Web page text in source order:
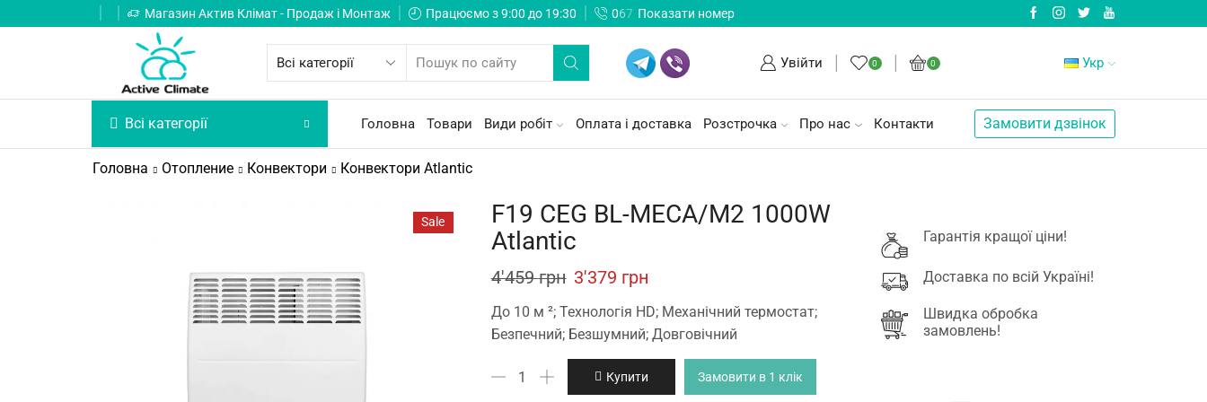
Магазин Актив Клімат - Продаж і Монтаж Працюємо з 9:00 до 19:30 067 Показати номер
Увійти 0 0 Укр
Всі категорії Головна Товари Види робіт Оплата і доставка Розстрочка Про нас Контакти Замовити дзвінок
Головна Отопление Конвектори Конвектори Atlantic
Sale
F19 CEG BL-MECA/M2 1000W
Atlantic
4'459грн Original
price
was:
4'459 грн.
3'379 грн
price
is:
3'379 грн.
До 10 м ²; Технологія HD; Механічний термостат;
Безпечний; Безшумний; Довговічний
Купити Замовити в 1 клік
Гарантія кращої ціни!
Доставка по всій Україні!
Швидка обробка
замовлень!